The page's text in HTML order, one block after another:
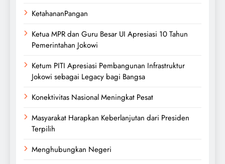
KetahananPangan
Ketua MPR dan Guru Besar UI Apresiasi 10 Tahun
Pemerintahan Jokowi
Ketum PITI Apresiasi Pembangunan Infrastruktur
Jokowi sebagai Legacy bagi Bangsa
Konektivitas Nasional Meningkat Pesat
Masyarakat Harapkan Keberlanjutan dari Presiden
Terpilih
Menghubungkan Negeri